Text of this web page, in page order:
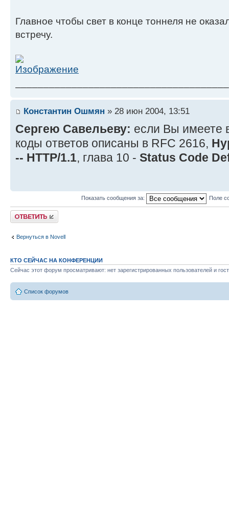
Главное чтобы свет в конце тоннеля не
встречу.
Константин Ошмян » 28 июн 2004, 13:51
Сергею Савельеву: если Вы имеете
коды ответов описаны в RFC 2616,
-- HTTP/1.1, глава 10 - Status Code
Показать сообщения за: Поле
Ответить
Вернуться в Novell
КТО СЕЙЧАС НА КОНФЕРЕНЦИИ
Сейчас этот форум просматривают: нет зарегистрированных пользователей и
Список форумов